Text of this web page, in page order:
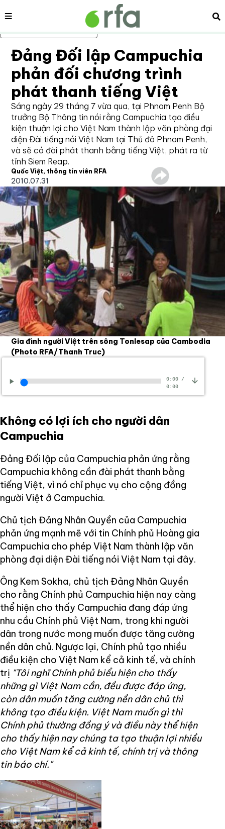
Bỏ qua nội dung chính
Nội dung
Đảng Đối lập Campuchia
phản đối chương trình
phát thanh tiếng Việt
Sáng ngày 29 tháng 7 vừa qua, tại Phnom Penh Bộ
trưởng Bộ Thông tin nói rằng Campuchia tạo điều
kiện thuận lợi cho Việt Nam thành lập văn phòng đại
diện Đài tiếng nói Việt Nam tại Thủ đô Phnom Penh,
và sẽ có đài phát thanh bằng tiếng Việt, phát ra từ
tỉnh Siem Reap.
Quốc Việt, thông tín viên RFA
2010.07.31
Gia đình người Việt trên sông Tonlesap của Cambodia
(Photo RFA/Thanh Truc)
0:00/
0:00
Không có lợi ích cho người dân
Campuchia
Đảng Đối lập của Campuchia phản ứng rằng
Campuchia không cần đài phát thanh bằng
tiếng Việt, vì nó chỉ phục vụ cho cộng đồng
người Việt ở Campuchia.
Chủ tịch Đảng Nhân Quyền của Campuchia
phản ứng mạnh mẽ với tin Chính phủ Hoàng gia
Campuchia cho phép Việt Nam thành lập văn
phòng đại diện Đài tiếng nói Việt Nam tại đây.
Ông Kem Sokha, chủ tịch Đảng Nhân Quyền
cho rằng Chính phủ Campuchia hiện nay càng
thể hiện cho thấy Campuchia đang đáp ứng
nhu cầu Chính phủ Việt Nam, trong khi người
dân trong nước mong muốn được tăng cường
nền dân chủ. Ngược lại, Chính phủ tạo nhiều
điều kiện cho Việt Nam kể cả kinh tế,và chính
trị "Tôi nghĩ Chính phủ biểu hiện cho thấy
những gì Việt Nam cần, đều được đáp ứng,
còn dân muốn tăng cường nền dân chủ thì
không tạo điều kiện. Việt Nam muốn gì thì
Chính phủ thường đồng ý và điều này thể hiện
cho thấy hiện nay chúng ta tạo thuận lợi nhiều
cho Việt Nam kể cả kinh tế, chính trị và thông
tin báo chí."